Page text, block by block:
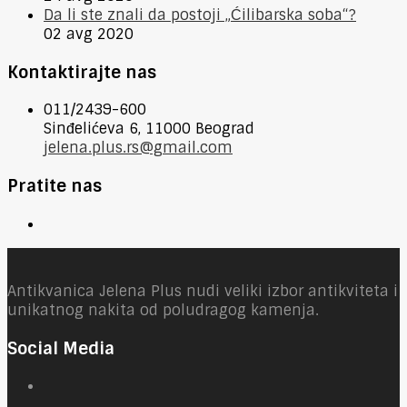
Da li ste znali da postoji „Ćilibarska soba“?
02 avg 2020
Kontaktirajte nas
011/2439-600
Sinđelićeva 6, 11000 Beograd
jelena.plus.rs@gmail.com
Pratite nas
Antikvanica Jelena Plus nudi veliki izbor antikviteta i
unikatnog nakita od poludragog kamenja.
Social Media